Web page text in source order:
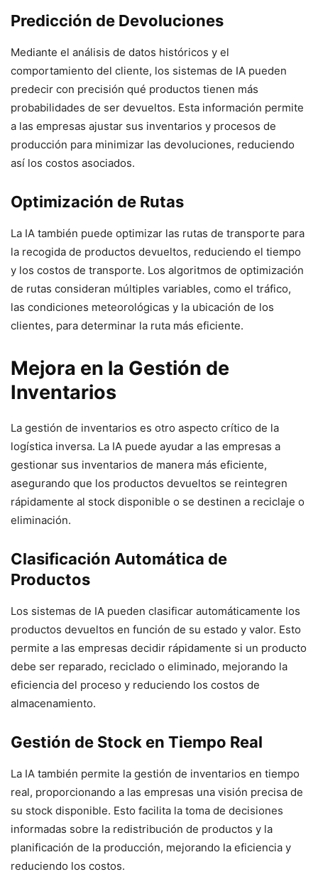
Predicción de Devoluciones
Mediante el análisis de datos históricos y el
comportamiento del cliente, los sistemas de IA pueden
predecir con precisión qué productos tienen más
probabilidades de ser devueltos. Esta información permite
a las empresas ajustar sus inventarios y procesos de
producción para minimizar las devoluciones, reduciendo
así los costos asociados.
Optimización de Rutas
La IA también puede optimizar las rutas de transporte para
la recogida de productos devueltos, reduciendo el tiempo
y los costos de transporte. Los algoritmos de optimización
de rutas consideran múltiples variables, como el tráfico,
las condiciones meteorológicas y la ubicación de los
clientes, para determinar la ruta más eficiente.
Mejora en la Gestión de
Inventarios
La gestión de inventarios es otro aspecto crítico de la
logística inversa. La IA puede ayudar a las empresas a
gestionar sus inventarios de manera más eficiente,
asegurando que los productos devueltos se reintegren
rápidamente al stock disponible o se destinen a reciclaje o
eliminación.
Clasificación Automática de
Productos
Los sistemas de IA pueden clasificar automáticamente los
productos devueltos en función de su estado y valor. Esto
permite a las empresas decidir rápidamente si un producto
debe ser reparado, reciclado o eliminado, mejorando la
eficiencia del proceso y reduciendo los costos de
almacenamiento.
Gestión de Stock en Tiempo Real
La IA también permite la gestión de inventarios en tiempo
real, proporcionando a las empresas una visión precisa de
su stock disponible. Esto facilita la toma de decisiones
informadas sobre la redistribución de productos y la
planificación de la producción, mejorando la eficiencia y
reduciendo los costos.